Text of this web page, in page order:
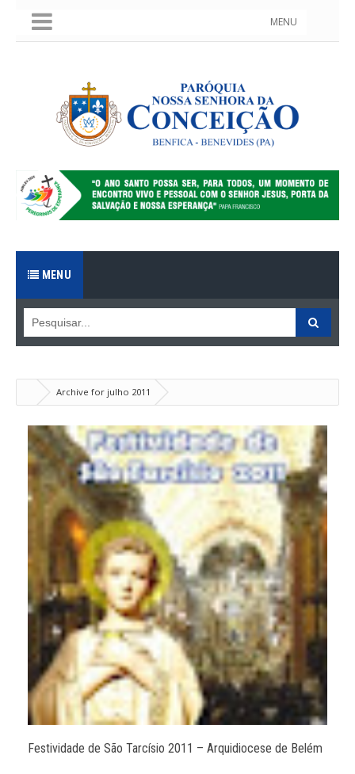
MENU
MENU
Archive for julho 2011
Festividade de São Tarcísio 2011 – Arquidiocese de Belém